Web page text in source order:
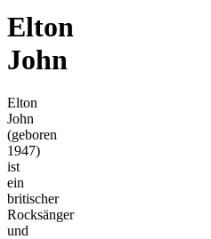
Elton
John
Elton
John
(geboren
1947)
ist
ein
britischer
Rocksänger
und